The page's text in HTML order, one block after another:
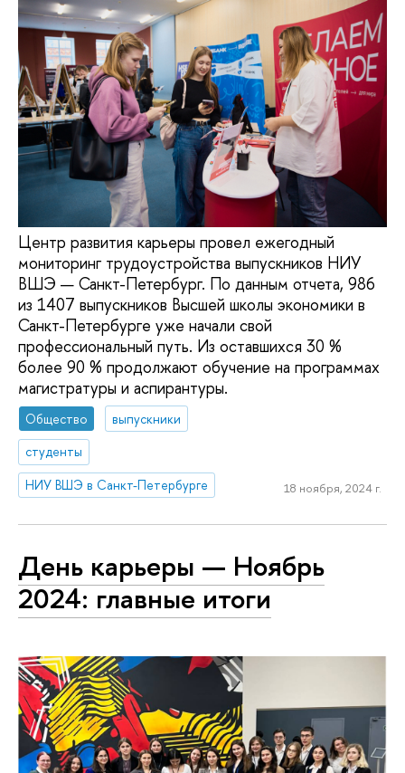
Центр развития карьеры провел ежегодный
мониторинг трудоустройства выпускников НИУ
ВШЭ — Санкт-Петербург. По данным отчета, 986
из 1407 выпускников Высшей школы экономики в
Санкт-Петербурге уже начали свой
профессиональный путь. Из оставшихся 30 %
более 90 % продолжают обучение на программах
магистратуры и аспирантуры.
Общество
выпускники
студенты
НИУ ВШЭ в Санкт-Петербурге
18 ноября, 2024 г.
День карьеры — Ноябрь
2024: главные итоги